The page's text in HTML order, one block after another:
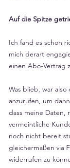
Auf die Spitze
Ich fand es schon
mich derart
einen Abo-Vertrag
Was blieb, war also
anzurufen, um
dass meine Daten,
vermeintliche
noch nicht bereit
gleichermaßen via
widerrufen zu